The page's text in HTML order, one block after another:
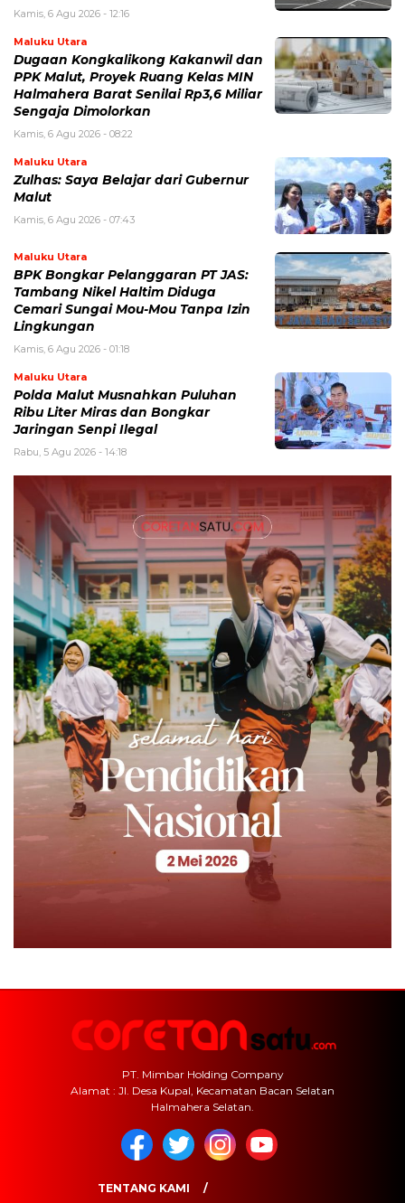
Kamis, 6 Agu 2026 - 12:16
Maluku Utara
Dugaan Kongkalikong Kakanwil dan
PPK Malut, Proyek Ruang Kelas MIN
Halmahera Barat Senilai Rp3,6 Miliar
Sengaja Dimolorkan
Kamis, 6 Agu 2026 - 08:22
Maluku Utara
Zulhas: Saya Belajar dari Gubernur
Malut
Kamis, 6 Agu 2026 - 07:43
Maluku Utara
BPK Bongkar Pelanggaran PT JAS:
Tambang Nikel Haltim Diduga
Cemari Sungai Mou-Mou Tanpa Izin
Lingkungan
Kamis, 6 Agu 2026 - 01:18
Maluku Utara
Polda Malut Musnahkan Puluhan
Ribu Liter Miras dan Bongkar
Jaringan Senpi Ilegal
Rabu, 5 Agu 2026 - 14:18
PT. Mimbar Holding Company
Alamat : Jl. Desa Kupal, Kecamatan Bacan Selatan
Halmahera Selatan.
TENTANG KAMI